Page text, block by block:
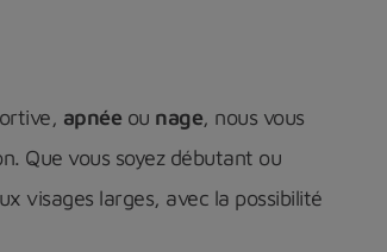
apnée ou nage, nous vous
Que vous soyez débutant ou
visages larges, avec la possibilité